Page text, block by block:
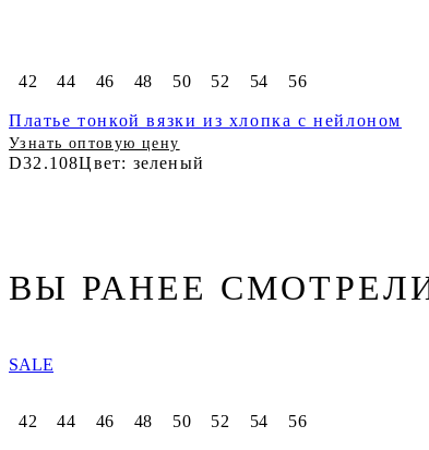
42 44 46 48 50 52 54 56
Платье тонкой вязки из хлопка с нейлоном
Узнать оптовую цену
D32.108Цвет: зеленый
ВЫ РАНЕЕ
42 44 46 48 50 52 54 56
SALE